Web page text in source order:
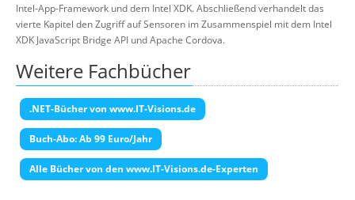
Intel-App-Framework und dem Intel XDK. Abschließend verhandelt das
vierte Kapitel den Zugriff auf Sensoren im Zusammenspiel mit dem Intel
XDK JavaScript Bridge API und Apache Cordova.
Weitere Fachbücher
.NET-Bücher von www.IT-Visions.de
Buch-Abo: Ab 99 Euro/Jahr
Alle Bücher von den www.IT-Visions.de-Experten